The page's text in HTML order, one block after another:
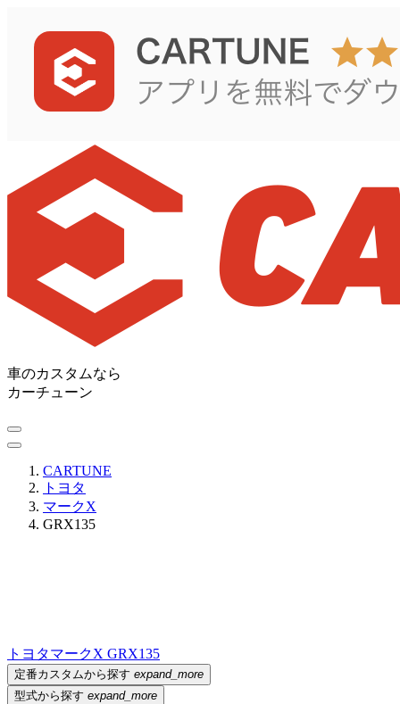
車のカスタムなら
カーチューン
CARTUNE
トヨタ
マークX
GRX135
トヨタマークX GRX135
定番カスタムから探す expand_more
型式から探す expand_more